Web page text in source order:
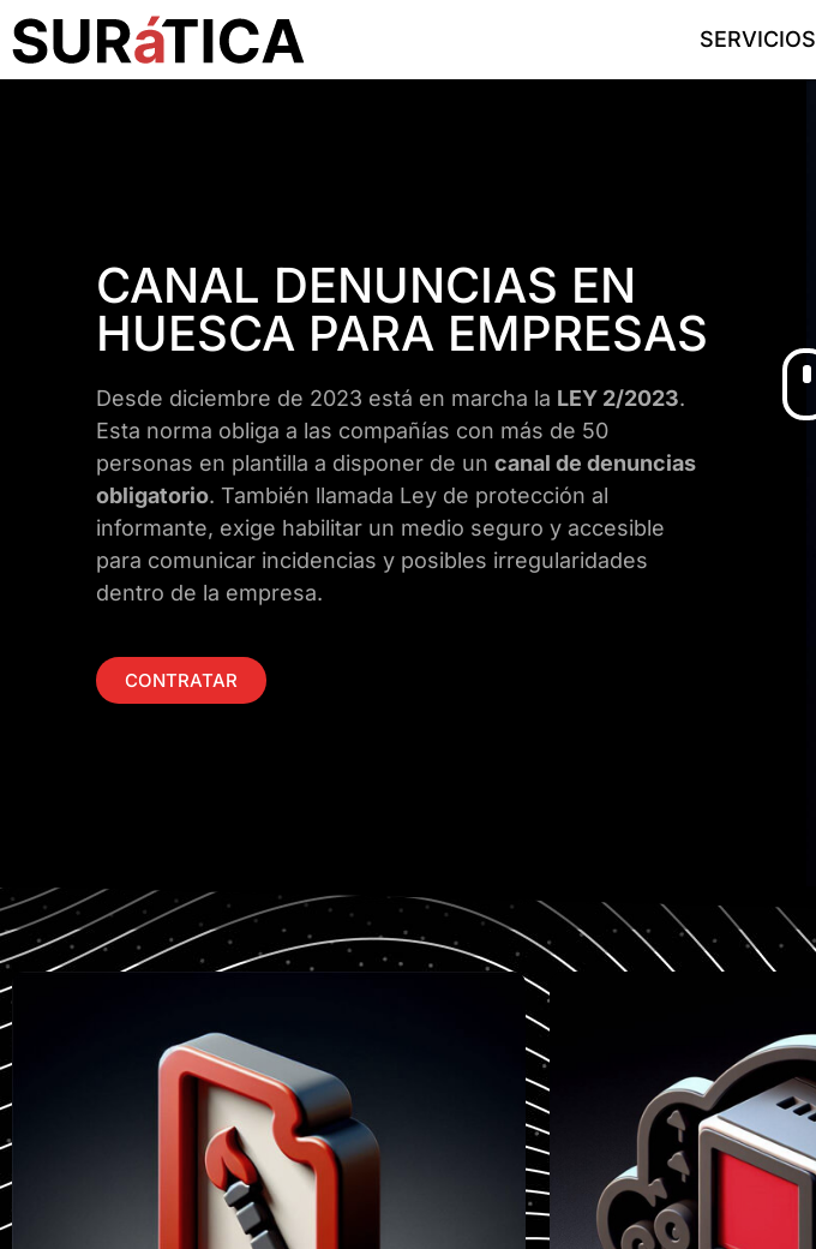
SERVICIOS
CANAL DENUNCIAS EN
HUESCA PARA EMPRESAS
Desde diciembre de 2023 está en marcha la LEY 2/2023.
Esta norma obliga a las compañías con más de 50
personas en plantilla a disponer de un canal de denuncias
obligatorio. También llamada Ley de protección al
informante, exige habilitar un medio seguro y accesible
para comunicar incidencias y posibles irregularidades
dentro de la empresa.
CONTRATAR